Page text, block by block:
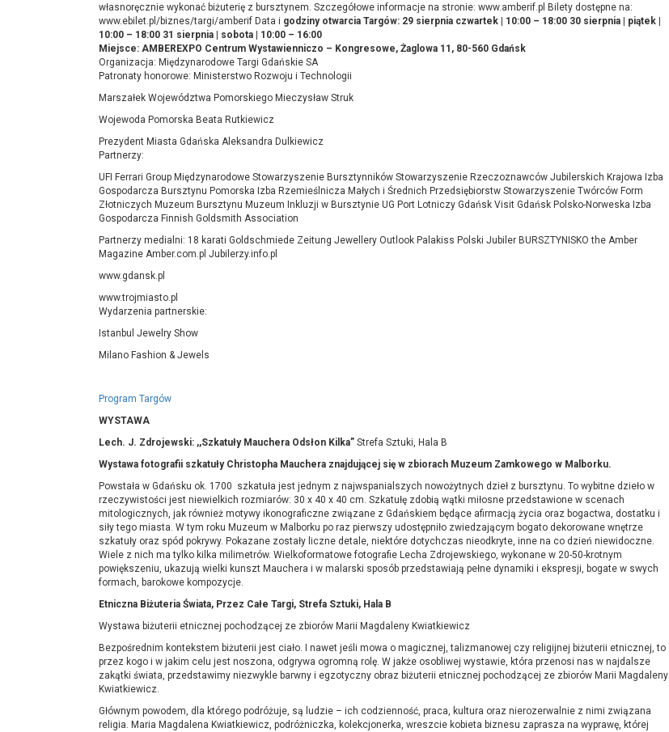
własnoręcznie wykonać biżuterię z bursztynem. Szczegółowe informacje na stronie: www.amberif.pl Bilety dostępne na:
www.ebilet.pl/biznes/targi/amberif Data i godziny otwarcia Targów: 29 sierpnia czwartek | 10:00 – 18:00 30 sierpnia | piątek |
10:00 – 18:00 31 sierpnia | sobota | 10:00 – 16:00
Miejsce: AMBEREXPO Centrum Wystawienniczo – Kongresowe, Żaglowa 11, 80-560 Gdańsk
Organizacja: Międzynarodowe Targi Gdańskie SA
Patronaty honorowe: Ministerstwo Rozwoju i Technologii
Marszałek Województwa Pomorskiego Mieczysław Struk
Wojewoda Pomorska Beata Rutkiewicz
Prezydent Miasta Gdańska Aleksandra Dulkiewicz
Partnerzy:
UFI Ferrari Group Międzynarodowe Stowarzyszenie Bursztynników Stowarzyszenie Rzeczoznawców Jubilerskich Krajowa Izba
Gospodarcza Bursztynu Pomorska Izba Rzemieślnicza Małych i Średnich Przedsiębiorstw Stowarzyszenie Twórców Form
Złotniczych Muzeum Bursztynu Muzeum Inkluzji w Bursztynie UG Port Lotniczy Gdańsk Visit Gdańsk Polsko-Norweska Izba
Gospodarcza Finnish Goldsmith Association
Partnerzy medialni: 18 karati Goldschmiede Zeitung Jewellery Outlook Palakiss Polski Jubiler BURSZTYNISKO the Amber
Magazine Amber.com.pl Jubilerzy.info.pl
www.gdansk.pl
www.trojmiasto.pl
Wydarzenia partnerskie:
Istanbul Jewelry Show
Milano Fashion & Jewels
Program Targów
WYSTAWA
Lech. J. Zdrojewski: ,,Szkatuły Mauchera Odsłon Kilka” Strefa Sztuki, Hala B
Wystawa fotografii szkatuły Christopha Mauchera znajdującej się w zbiorach Muzeum Zamkowego w Malborku.
Powstała w Gdańsku ok. 1700 szkatuła jest jednym z najwspanialszych nowożytnych dzieł z bursztynu. To wybitne dzieło w
rzeczywistości jest niewielkich rozmiarów: 30 x 40 x 40 cm. Szkatułę zdobią wątki miłosne przedstawione w scenach
mitologicznych, jak również motywy ikonograficzne związane z Gdańskiem będące afirmacją życia oraz bogactwa, dostatku i
siły tego miasta. W tym roku Muzeum w Malborku po raz pierwszy udostępniło zwiedzającym bogato dekorowane wnętrze
szkatuły oraz spód pokrywy. Pokazane zostały liczne detale, niektóre dotychczas nieodkryte, inne na co dzień niewidoczne.
Wiele z nich ma tylko kilka milimetrów. Wielkoformatowe fotografie Lecha Zdrojewskiego, wykonane w 20-50-krotnym
powiększeniu, ukazują wielki kunszt Mauchera i w malarski sposób przedstawiają pełne dynamiki i ekspresji, bogate w swych
formach, barokowe kompozycje.
Etniczna Biżuteria Świata, Przez Całe Targi, Strefa Sztuki, Hala B
Wystawa biżuterii etnicznej pochodzącej ze zbiorów Marii Magdaleny Kwiatkiewicz
Bezpośrednim kontekstem biżuterii jest ciało. I nawet jeśli mowa o magicznej, talizmanowej czy religijnej biżuterii etnicznej, to
przez kogo i w jakim celu jest noszona, odgrywa ogromną rolę. W jakże osobliwej wystawie, która przenosi nas w najdalsze
zakątki świata, przedstawimy niezwykle barwny i egzotyczny obraz biżuterii etnicznej pochodzącej ze zbiorów Marii Magdaleny
Kwiatkiewicz.
Głównym powodem, dla którego podróżuje, są ludzie – ich codzienność, praca, kultura oraz nierozerwalnie z nimi związana
religia. Maria Magdalena Kwiatkiewicz, podróżniczka, kolekcjonerka, wreszcie kobieta biznesu zaprasza na wyprawę, której